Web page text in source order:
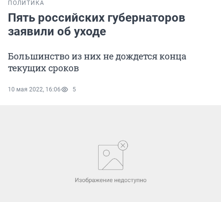
ПОЛИТИКА
Пять российских губернаторов
заявили об уходе
Большинство из них не дождется конца
текущих сроков
10 мая 2022, 16:06 5